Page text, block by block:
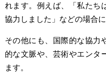
れます。例えば、「私たち
協力しました」などの場合
その他にも、国際的な協力
的な文脈や、芸術やエンタ
ます。